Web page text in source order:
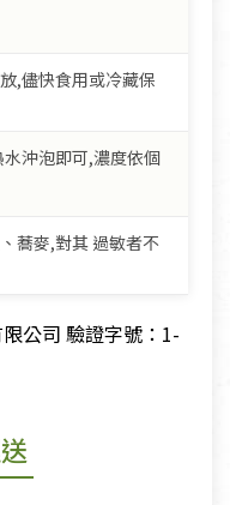
,儘快食用或冷藏保
沖泡即可,濃度依個
蕎麥,對其 過敏者不
公司 驗證字號：1-